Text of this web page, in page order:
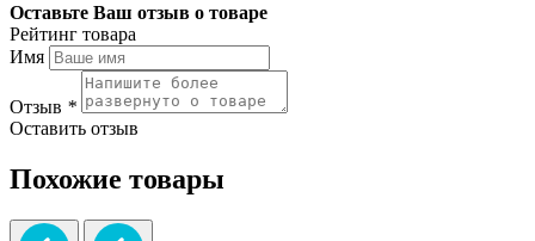
Оставьте Ваш отзыв о товаре
Рейтинг товара
Имя
Отзыв *
Оставить отзыв
Похожие товары